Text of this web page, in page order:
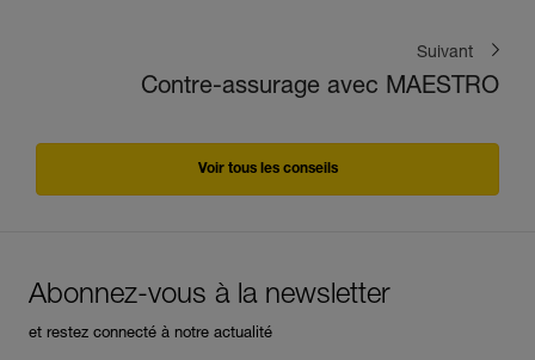
Suivant
Contre-assurage avec MAESTRO
Voir tous les conseils
Abonnez-vous à la newsletter
et restez connecté à notre actualité